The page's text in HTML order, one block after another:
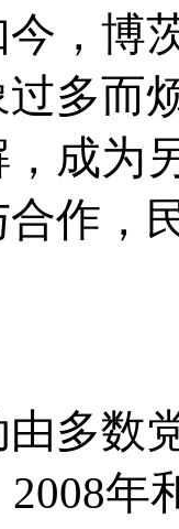
，博
多而
成为
作，
多数
2008年